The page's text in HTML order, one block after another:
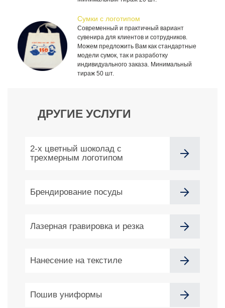
ДРУГИЕ УСЛУГИ
2-х цветный шоколад с
трехмерным логотипом
Брендирование посуды
Лазерная гравировка и резка
Нанесение на текстиле
Пошив униформы
Сумки с логотипом
Современный и практичный вариант
сувенира для клиентов и сотрудников.
Можем предложить Вам как стандартные
модели сумок, так и разработку
индивидуального заказа. Минимальный
тираж 50 шт.